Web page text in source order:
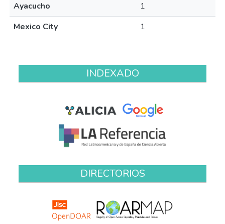
Ayacucho
1
Mexico City
1
INDEXADO
DIRECTORIOS